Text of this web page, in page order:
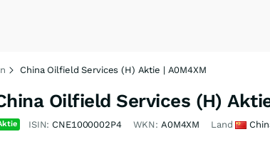
China Oilfield Services (H) Aktie | A0M4XM
Oilfield Services (H)
ISIN: CNE1000002P4 WKN: A0M4XM Land